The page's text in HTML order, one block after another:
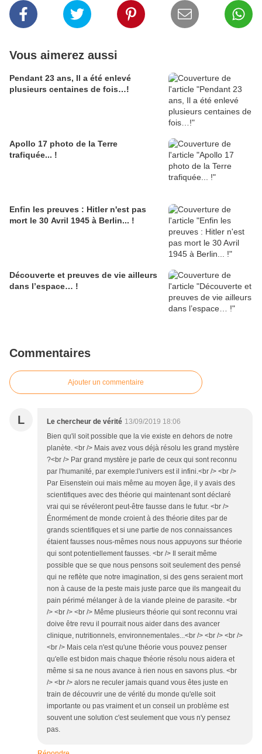
Vous aimerez aussi
Pendant 23 ans, Il a été enlevé
plusieurs centaines de fois…!
Apollo 17 photo de la Terre
trafiquée... !
Enfin les preuves : Hitler n'est pas
mort le 30 Avril 1945 à Berlin... !
Découverte et preuves de vie ailleurs
dans l’espace… !
Commentaires
Ajouter un commentaire
L Le chercheur de vérité 13/09/2019 18:06
Bien qu'il soit possible que la vie existe en dehors de notre
planète. <br /> Mais avez vous déjà résolu les grand mystère
?<br /> Par grand mystère je parle de ceux qui sont reconnu
par l'humanité, par exemple:l'univers est il infini.<br /> <br />
Par Eisenstein oui mais même au moyen âge, il y avais des
scientifiques avec des théorie qui maintenant sont déclaré
vrai qui se révéleront peut-être fausse dans le futur. <br />
Énormément de monde croient à des théorie dites par de
grands scientifiques et si une partie de nos connaissances
étaient fausses nous-mêmes nous nous appuyons sur théorie
qui sont potentiellement fausses. <br /> Il serait même
possible que se que nous pensons soit seulement des pensé
qui ne reflète que notre imagination, si des gens seraient mort
non à cause de la peste mais juste parce que ils mangeait du
pain périmé mélanger à de la viande pleine de parasite. <br
/> <br /> <br /> Même plusieurs théorie qui sont reconnu vrai
doive être revu il pourrait nous aider dans des avancer
clinique, nutritionnels, environnementales...<br /> <br /> <br />
<br /> Mais cela n'est qu'une théorie vous pouvez penser
qu'elle est bidon mais chaque théorie résolu nous aidera et
même si sa ne nous avance à rien nous en savons plus. <br
/> <br /> alors ne reculer jamais quand vous êtes juste en
train de découvrir une de vérité du monde qu'elle soit
importante ou pas vraiment et un conseil un problème est
souvent une solution c'est seulement que vous n'y pensez
pas.